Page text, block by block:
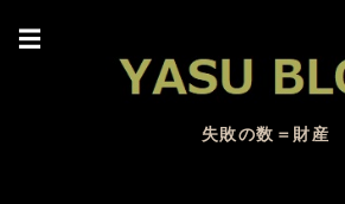
☰
失敗の数＝財産